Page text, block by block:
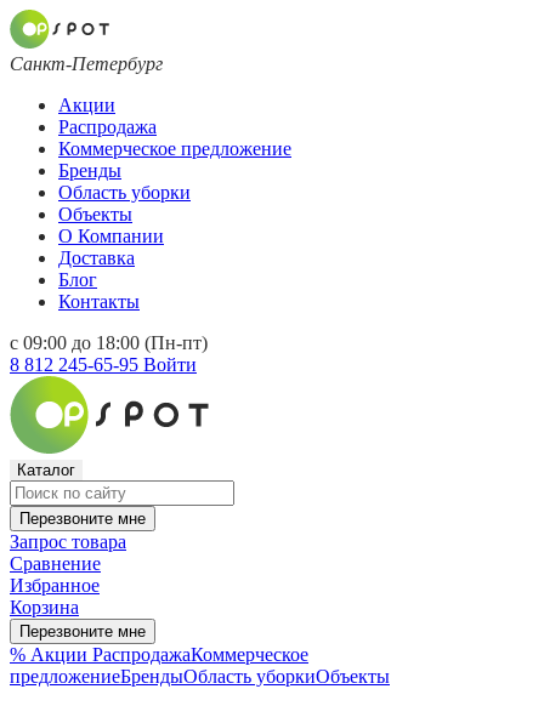
Санкт-Петербург
Акции
Распродажа
Коммерческое предложение
Бренды
Область уборки
Объекты
О Компании
Доставка
Блог
Контакты
с 09:00 до 18:00 (Пн-пт)
8 812 245-65-95 Войти
Каталог
Перезвоните мне
Запрос товара
Сравнение
Избранное
Корзина
Перезвоните мне
% Акции РаспродажаКоммерческое
предложениеБрендыОбласть уборкиОбъекты